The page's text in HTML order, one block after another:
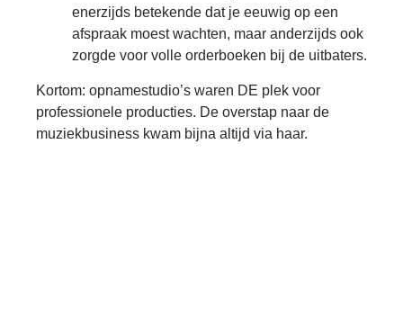
enerzijds betekende dat je eeuwig op een
afspraak moest wachten, maar anderzijds ook
zorgde voor volle orderboeken bij de uitbaters.
Kortom: opnamestudio’s waren DE plek voor
professionele producties. De overstap naar de
muziekbusiness kwam bijna altijd via haar.